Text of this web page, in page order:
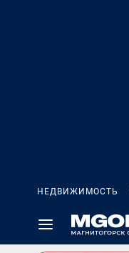
НЕДВИЖИМОСТЬ